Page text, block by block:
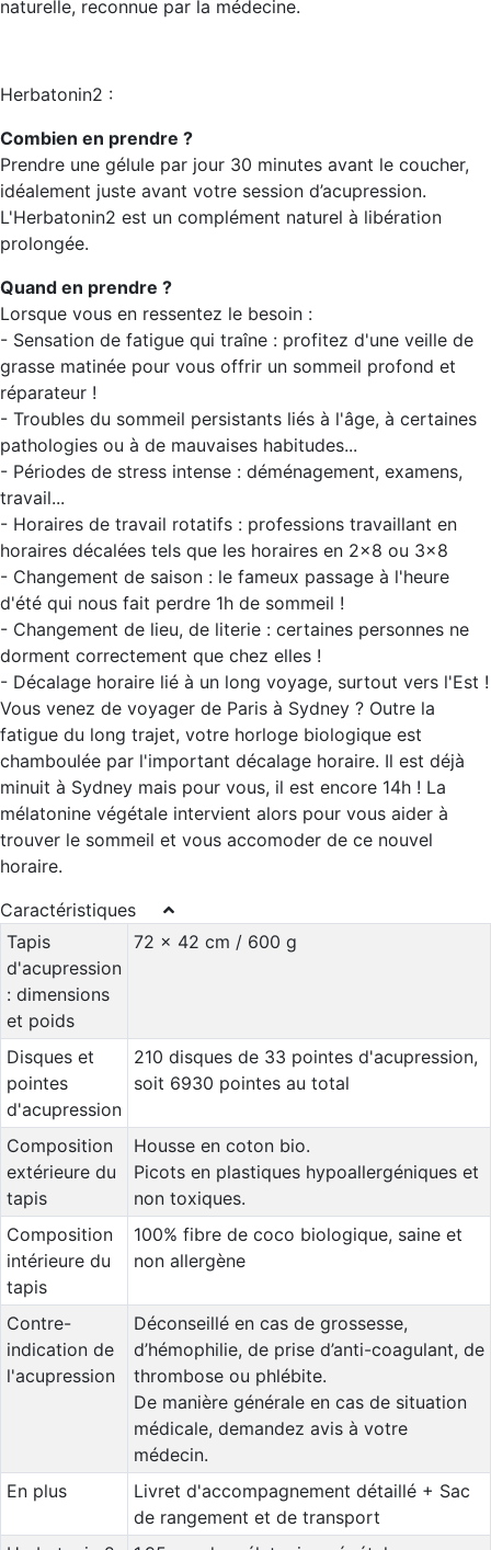
naturelle, reconnue par la médecine.
Herbatonin2 :
Combien en prendre ?
Prendre une gélule par jour 30 minutes avant le coucher,
idéalement juste avant votre session d’acupression.
L'Herbatonin2 est un complément naturel à libération
prolongée.
Quand en prendre ?
Lorsque vous en ressentez le besoin :
- Sensation de fatigue qui traîne : profitez d'une veille de
grasse matinée pour vous offrir un sommeil profond et
réparateur !
- Troubles du sommeil persistants liés à l'âge, à certaines
pathologies ou à de mauvaises habitudes...
- Périodes de stress intense : déménagement, examens,
travail...
- Horaires de travail rotatifs : professions travaillant en
horaires décalées tels que les horaires en 2x8 ou 3x8
- Changement de saison : le fameux passage à l'heure
d'été qui nous fait perdre 1h de sommeil !
- Changement de lieu, de literie : certaines personnes ne
dorment correctement que chez elles !
- Décalage horaire lié à un long voyage, surtout vers l'Est !
Vous venez de voyager de Paris à Sydney ? Outre la
fatigue du long trajet, votre horloge biologique est
chamboulée par l'important décalage horaire. Il est déjà
minuit à Sydney mais pour vous, il est encore 14h ! La
mélatonine végétale intervient alors pour vous aider à
trouver le sommeil et vous accomoder de ce nouvel
horaire.
Caractéristiques
Tapis
d'acupression
: dimensions
et poids
72 x 42 cm / 600 g
Disques et
pointes
d'acupression
210 disques de 33 pointes d'acupression,
soit 6930 pointes au total
Composition
extérieure du
tapis
Housse en coton bio.
Picots en plastiques hypoallergéniques et
non toxiques.
Composition
intérieure du
tapis
100% fibre de coco biologique, saine et
non allergène
Contre-
indication de
l'acupression
Déconseillé en cas de grossesse,
d’hémophilie, de prise d’anti-coagulant, de
thrombose ou phlébite.
De manière générale en cas de situation
médicale, demandez avis à votre
médecin.
En plus
Livret d'accompagnement détaillé + Sac
de rangement et de transport